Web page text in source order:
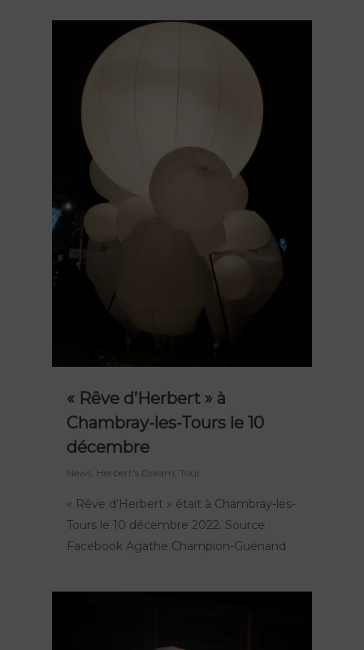
« Rêve d’Herbert » à
Chambray-les-Tours le 10
décembre
News Herbert's Dream Tour
« Rêve d’Herbert » était à Chambray-les-
Tours le 10 décembre 2022. Source :
Facebook Agathe Champion-Guénand